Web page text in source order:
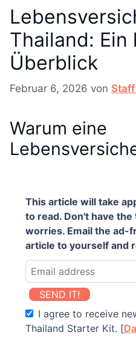
Thailand: Ein
Überblick
Februar 6, 2026 von
Warum eine
This article will take
to read. Don't have
worries. Email the ad-
article to yourself and
SEND IT!
I agree to receive
Thailand Starter Kit. [